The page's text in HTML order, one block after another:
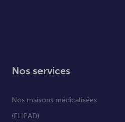
Nos services
Nos maisons médicalisées
(EHPAD)